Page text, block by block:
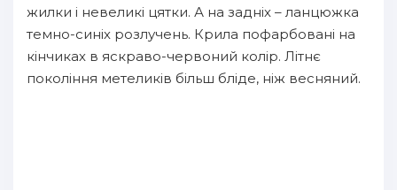
жилки і невеликі цятки. А на задніх – ланцюжка
темно-синіх розлучень. Крила пофарбовані на
кінчиках в яскраво-червоний колір. Літнє
покоління метеликів більш бліде, ніж весняний.